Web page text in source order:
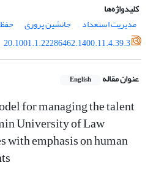
کلیدواژه‌ها
مدیریت استعداد
جانشین پروری
20.1001.1.22286462.1400.11.4.39.3
عنوان مقاله English
for managing the talent
University of Law
with emphasis on human